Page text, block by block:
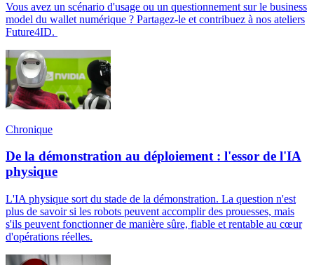
Vous avez un scénario d'usage ou un questionnement sur le business
model du wallet numérique ? Partagez-le et contribuez à nos ateliers
Future4ID.
Chronique
De la démonstration au déploiement : l'essor de l'IA
physique
L'IA physique sort du stade de la démonstration. La question n'est
plus de savoir si les robots peuvent accomplir des prouesses, mais
s'ils peuvent fonctionner de manière sûre, fiable et rentable au cœur
d'opérations réelles.